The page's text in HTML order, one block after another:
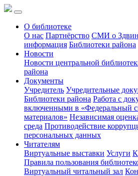
О библиотеке
О нас Партнёрство СМИ о
информация Библиотеки района
Новости
Новости центральной
района
Документы
Учредитель Учредительные
Библиотеки района Работа с
включенными в «Федеральный
материалов» Независимая
среда Противодействие
персональных данных
Читателям
Виртуальные выставки Услуги
Правила пользования
Виртуальный читальный зал